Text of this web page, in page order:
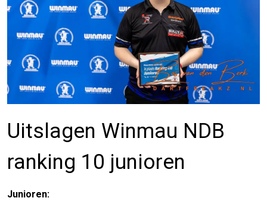
Uitslagen Winmau NDB
ranking 10 junioren
Junioren: